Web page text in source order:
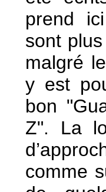
prend
sont
malgré
y est
bon
Z". La
comme